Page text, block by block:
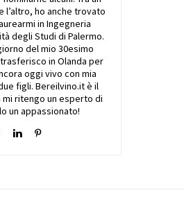
l’altro, ho anche trovato
in Ingegneria
degli Studi di Palermo.
del mio 30esimo
in Olanda per
oggi vivo con mia
figli. Bereilvino.it è il
mi ritengo un esperto di
un appassionato!